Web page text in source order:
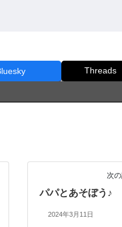
Threads
次
パパとあそぼう♪
2024年3月11日